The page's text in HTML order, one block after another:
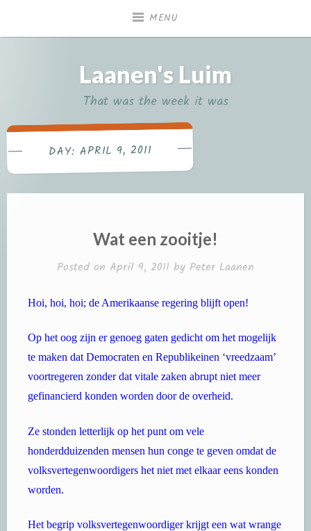
MENU
Laanen's Luim
That was the week it was
DAY:APRIL 9, 2011
Wat een zooitje!
Posted on April 9, 2011 by Peter Laanen
Hoi, hoi, hoi; de Amerikaanse regering blijft open!
Op het oog zijn er genoeg gaten gedicht om het mogelijk
te maken dat Democraten en Republikeinen ‘vreedzaam’
voortregeren zonder dat vitale zaken abrupt niet meer
gefinancierd konden worden door de overheid.
Ze stonden letterlijk op het punt om vele
honderdduizenden mensen hun conge te geven omdat de
volksvertegenwoordigers het niet met elkaar eens konden
worden.
Het begrip volksvertegenwoordiger krijgt een wat wrange